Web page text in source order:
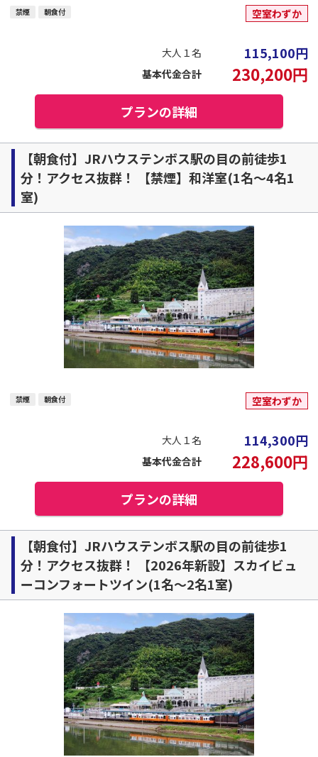
禁煙 朝食付 空室わずか
大人１名 115,100円
基本代金合計 230,200円
プランの詳細
【朝食付】JRハウステンボス駅の目の前徒歩1
分！アクセス抜群！ 【禁煙】和洋室(1名～4名1
室)
禁煙 朝食付 空室わずか
大人１名 114,300円
基本代金合計 228,600円
プランの詳細
【朝食付】JRハウステンボス駅の目の前徒歩1
分！アクセス抜群！ 【2026年新設】スカイビュ
ーコンフォートツイン(1名～2名1室)